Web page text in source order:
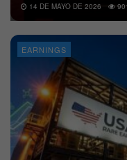
14 DE MAYO DE 2026
EARNINGS